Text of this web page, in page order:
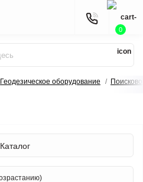
0
Геодезическое оборудование
Каталог